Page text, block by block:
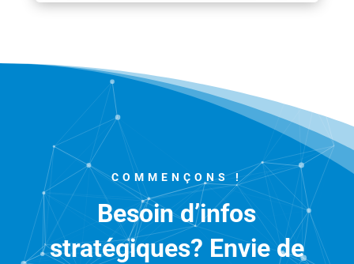
COMMENÇONS !
Besoin d’infos
stratégiques? Envie de